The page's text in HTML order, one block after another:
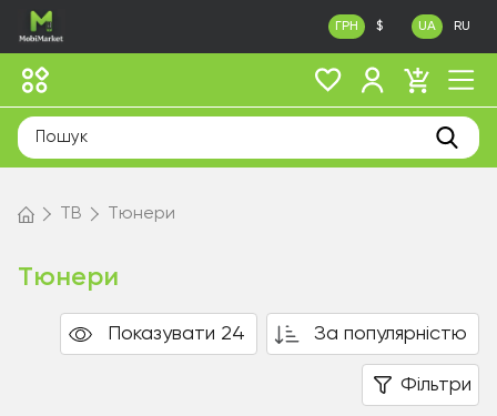
ГРН $ UA RU
ТВ Тюнери
Тюнери
Показувати 24 За популярністю
Фільтри